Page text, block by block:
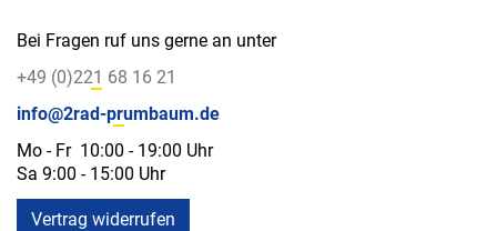
Bei Fragen ruf uns gerne an unter
+49 (0)221 68 16 21
info@2rad-prumbaum.de
Mo - Fr 10:00 - 19:00 Uhr
Sa 9:00 - 15:00 Uhr
Vertrag widerrufen